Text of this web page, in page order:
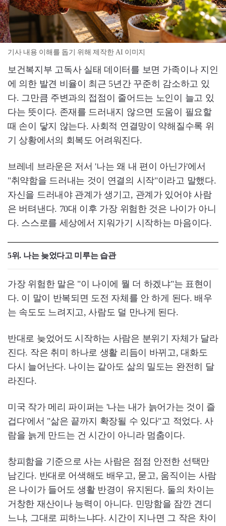
기사 내용 이해를 돕기 위해 제작한 AI 이미지
보건복지부 고독사 실태 데이터를 보면 가족이나 지인
에 의한 발견 비율이 최근 5년간 꾸준히 감소하고 있
다. 그만큼 주변과의 접점이 줄어드는 노인이 늘고 있
다는 뜻이다. 존재를 드러내지 않으면 도움이 필요할
때 손이 닿지 않는다. 사회적 연결망이 약해질수록 위
기 상황에서의 회복도 어려워진다.
브레네 브라운은 저서 '나는 왜 내 편이 아닌가'에서
"취약함을 드러내는 것이 연결의 시작"이라고 말했다.
자신을 드러내야 관계가 생기고, 관계가 있어야 사람
은 버텨낸다. 70대 이후 가장 위험한 것은 나이가 아니
다. 스스로를 세상에서 지워가기 시작하는 마음이다.
5위. 나는 늦었다고 미루는 습관
가장 위험한 말은 "이 나이에 뭘 더 하겠냐"는 표현이
다. 이 말이 반복되면 도전 자체를 안 하게 된다. 배우
는 속도도 느려지고, 사람도 덜 만나게 된다.
반대로 늦었어도 시작하는 사람은 분위기 자체가 달라
진다. 작은 취미 하나로 생활 리듬이 바뀌고, 대화도
다시 늘어난다. 나이는 같아도 삶의 밀도는 완전히 달
라진다.
미국 작가 메리 파이퍼는 '나는 내가 늙어가는 것이 즐
겁다'에서 "삶은 끝까지 확장될 수 있다"고 적었다. 사
람을 늙게 만드는 건 시간이 아니라 멈춤이다.
창피함을 기준으로 사는 사람은 점점 안전한 선택만
남긴다. 반대로 어색해도 배우고, 묻고, 움직이는 사람
은 나이가 들어도 생활 반경이 유지된다. 둘의 차이는
거창한 재산이나 능력이 아니다. 민망함을 잠깐 견디
느냐, 그대로 피하느냐다. 시간이 지나면 그 작은 차이